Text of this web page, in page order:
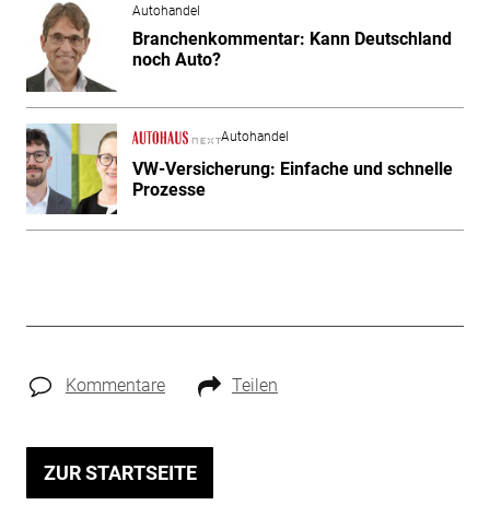
Autohandel
Branchenkommentar: Kann Deutschland
noch Auto?
Autohandel
VW-Versicherung: Einfache und schnelle
Prozesse
Kommentare Teilen
ZUR STARTSEITE